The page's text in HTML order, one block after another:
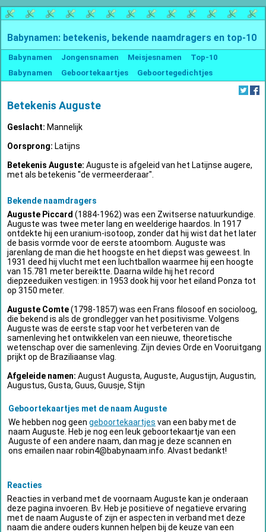
Babynamen: betekenis, bekende naamdragers en top-10
Babynamen Jongensnamen Meisjesnamen
Top-10
Babynamen
Geboortekaartjes Geboortegedichtjes
Betekenis Auguste
Geslacht: Mannelijk
Oorsprong: Latijns
Betekenis Auguste: Auguste is afgeleid van het Latijnse augere,
met als betekenis "de vermeerderaar".
Bekende naamdragers
Auguste Piccard (1884-1962) was een Zwitserse natuurkundige.
Auguste was twee meter lang en weelderige haardos. In 1917
ontdekte hij een uranium-isotoop, zonder dat hij wist dat het later
de basis vormde voor de eerste atoombom. Auguste was
jarenlang de man die het hoogste en het diepst was geweest. In
1931 deed hij vlucht met een luchtballon waarmee hij een hoogte
van 15.781 meter bereiktte. Daarna wilde hij het record
diepzeeduiken vestigen: in 1953 dook hij voor het eiland Ponza tot
op 3150 meter.
Auguste Comte(1798-1857) was een Frans filosoof en socioloog,
die bekend is als de grondlegger van het positivisme. Volgens
Auguste was de eerste stap voor het verbeteren van de
samenleving het ontwikkelen van een nieuwe, theoretische
wetenschap over die samenleving. Zijn devies Orde en Vooruitgang
prijkt op de Braziliaanse vlag.
Afgeleide namen: August Augusta, Auguste, Augustijn, Augustin,
Augustus, Gusta, Guus, Guusje, Stijn
Geboortekaartjes met de naam Auguste
We hebben nog geen geboortekaartjes van een baby met de
naam Auguste. Heb je nog een leuk geboortekaartje van een
Auguste of een andere naam, dan mag je deze scannen en
ons emailen naarrobin4@babynaam.info . Alvast bedankt!
Reacties
Reacties in verband met de voornaam Auguste kan je onderaan
deze pagina invoeren. Bv. Heb je positieve of negatieve ervaring
met de naam Auguste of zijn er aspecten in verband met deze
naam die andere ouders kunnen helpen bij de keuze van een